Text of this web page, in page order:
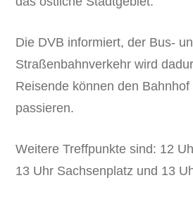
Die DVB informiert, der Bus-
Straßenbahnverkehr wird
Reisende können den
passieren.
Weitere Treffpunkte sind: 12
13 Uhr Sachsenplatz und 13